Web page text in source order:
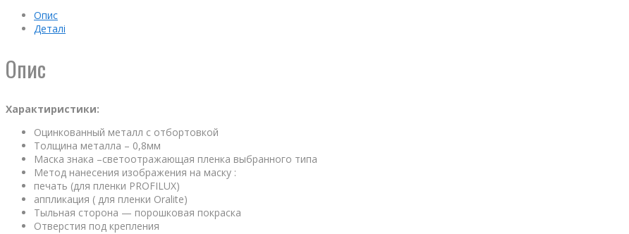
Опис
Деталі
Опис
Характиристики:
Оцинкованный металл с отбортовкой
Толщина металла – 0,8мм
Маска знака –светоотражающая пленка выбранного типа
Метод нанесения изображения на маску :
печать (для пленки PROFILUX)
аппликация ( для пленки Oralite)
Тыльная сторона — порошковая покраска
Отверстия под крепления